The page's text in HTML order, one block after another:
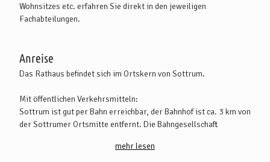
Wohnsitzes etc. erfahren Sie direkt in den jeweiligen
Fachabteilungen.
Anreise
Das Rathaus befindet sich im Ortskern von Sottrum.
Mit öffentlichen Verkehrsmitteln:
Sottrum ist gut per Bahn erreichbar, der Bahnhof ist ca. 3 km von
der Sottrumer Ortsmitte entfernt. Die Bahngesellschaft
und Bremen an, in der auch eine Fahrradmitnahme möglich ist.
mehr lesen